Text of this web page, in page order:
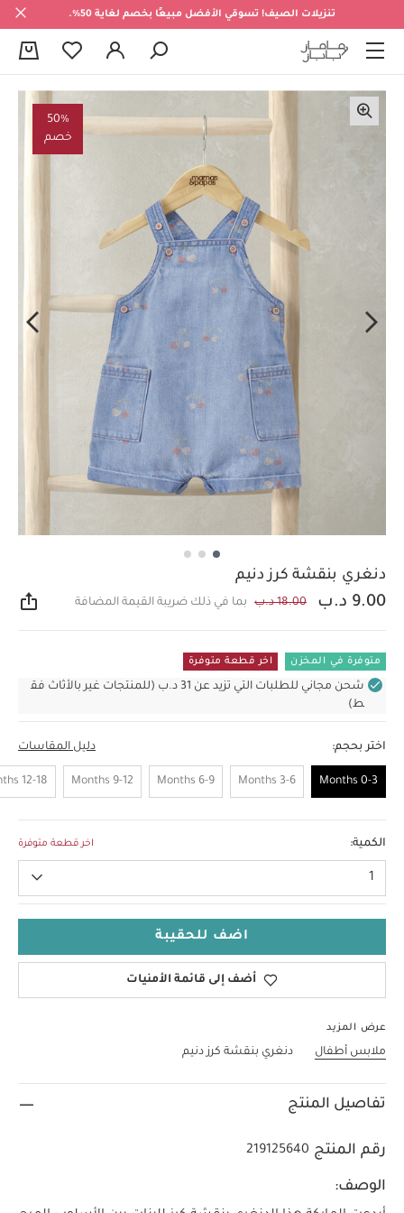
تنزيلات الصيف! تسوقي الأفضل مبيعًا بخصم لغاية 50%.
50%
خصم
دنغري بنقشة كرز دنيم
9.00 د.ب 18.00 د.ب بما في ذلك ضريبة القيمة المضافة
متوفرة في المخزن اخر قطعة متوفرة
شحن مجاني للطلبات التي تزيد عن 31 د.ب (للمنتجات غير بالأثاث فق
ط)
اختر بحجم: دليل المقاسات
0-3 Months
3-6 Months
6-9 Months
9-12 Months
12-18 Months
الكمية: اخر قطعة متوفرة
1
اضف للحقيبة
أضف إلى قائمة الأمنيات
عرض المزيد
ملابس أطفال دنغري بنقشة كرز دنيم
تفاصيل المنتج
رقم المنتج 219125640
الوصف: